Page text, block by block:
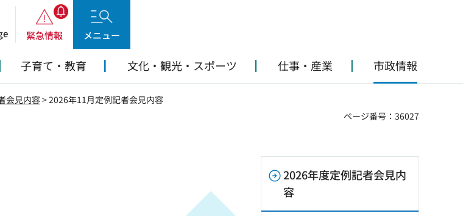
緊急情報 メニュー
子育て・教育 文化・観光・スポーツ 仕事・産業 市政情報
会見内容> 2026年11月定例記者会見内容
ページ番号：36027
2026年度定例記者会見内
容